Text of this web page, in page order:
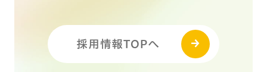
採用情報TOPへ